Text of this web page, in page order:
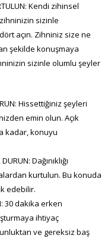
Kendi zihinsel
sizinle
açın. Zihniniz size ne
şekilde konuşmaya
sizinle olumlu şeyler
Hissettiğiniz şeyleri
emin olun. Açık
kadar, konuyu
Dağınıklığı
kurtulun. Bu konuda
edebilir.
30 dakika erken
ihtiyaç
ve gereksiz baş